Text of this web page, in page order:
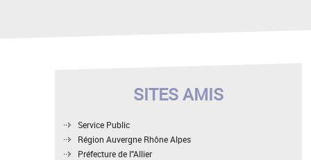
SITES AMIS
Service Public
Région Auvergne Rhône Alpes
Préfecture de l''Allier